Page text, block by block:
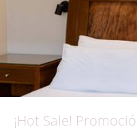
¡Hot Sale!